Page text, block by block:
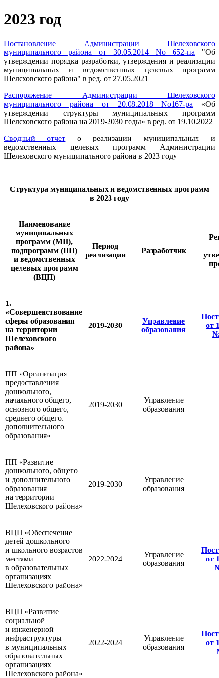
2023 год
Постановление Администрации Шелеховского
муниципального района от 30.05.2014 No 652-па "Об
утверждении порядка разработки, утверждения и реализации
муниципальных и ведомственных целевых программ
Шелеховского района" в ред. от 27.05.2021
Распоряжение Администрации Шелеховского
муниципального района от 20.08.2018 No167-ра «Об
утверждении структуры муниципальных программ
Шелеховского района на 2019-2030 годы» в ред. от 19.10.2022
Сводный отчет о реализации муниципальных и
ведомственных целевых программ Администрации
Шелеховского муниципального района в 2023 году
Структура муниципальных и ведомственных программ
в 2023 году
Наименование
муниципальных
программ (МП),
подпрограмм (ПП)
и ведомственных
целевых программ
(ВЦП)
Период
реализации
Разработчик
1.
«Совершенствование
сферы образования
на территории
Шелеховского
района»
2019-2030
Управление
образования
от
№
ПП «Организация
предоставления
дошкольного,
начального общего,
основного общего,
среднего общего,
дополнительного
образования»
2019-2030
Управление
образования
ПП «Развитие
дошкольного, общего
и дополнительного
образования
на территории
Шелеховского района»
2019-2030
Управление
образования
ВЦП «Обеспечение
детей дошкольного
и школьного возрастов
местами
в образовательных
организациях
Шелеховского района»
2022-2024
Управление
образования
от
ВЦП «Развитие
социальной
и инженерной
инфраструктуры
в муниципальных
образовательных
организациях
Шелеховского района»
2022-2024
Управление
образования
от